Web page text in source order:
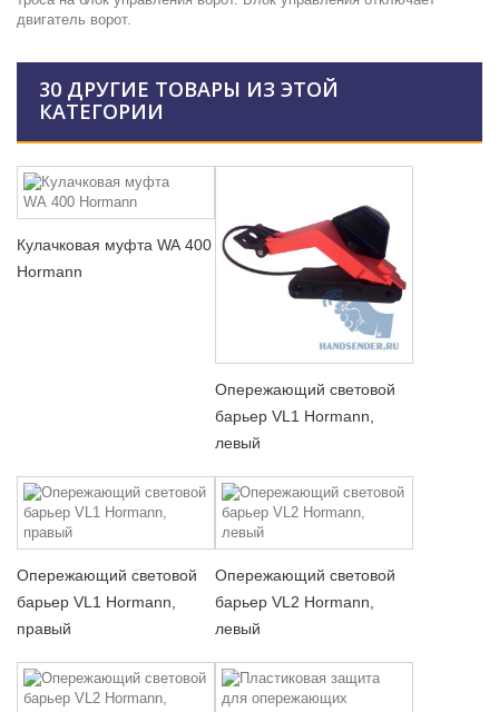
двигатель ворот.
30 ДРУГИЕ ТОВАРЫ ИЗ ЭТОЙ
КАТЕГОРИИ
Кулачковая муфта WA 400
Hormann
Опережающий световой
барьер VL1 Hormann,
левый
Опережающий световой
барьер VL1 Hormann,
правый
Опережающий световой
барьер VL2 Hormann,
левый